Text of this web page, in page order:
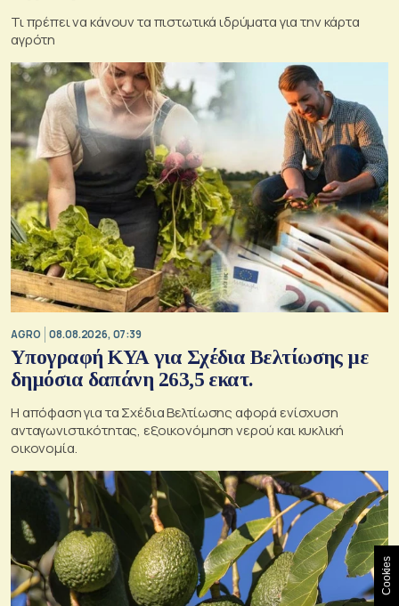
Τι πρέπει να κάνουν τα πιστωτικά ιδρύματα για την κάρτα
αγρότη
AGRO 08.08.2026, 07:39
Υπογραφή ΚΥΑ για Σχέδια Βελτίωσης με
δημόσια δαπάνη 263,5 εκατ.
Η απόφαση για τα Σχέδια Βελτίωσης αφορά ενίσχυση
ανταγωνιστικότητας, εξοικονόμηση νερού και κυκλική
οικονομία.
Cookies